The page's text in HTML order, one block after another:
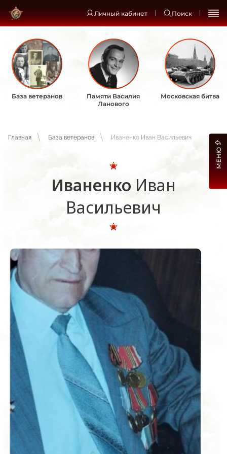
Личный кабинет Поиск
База ветеранов
Памяти Василия
Ланового
Московская битва
Главная База ветеранов Иваненко Иван Васильевич
Иваненко Иван
Васильевич
МЕНЮ